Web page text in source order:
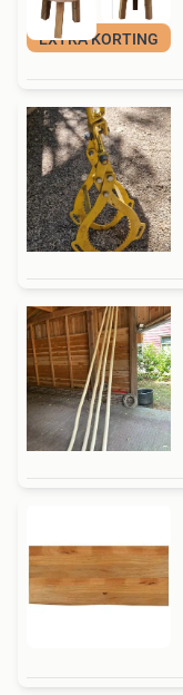
EXTRA KORTING